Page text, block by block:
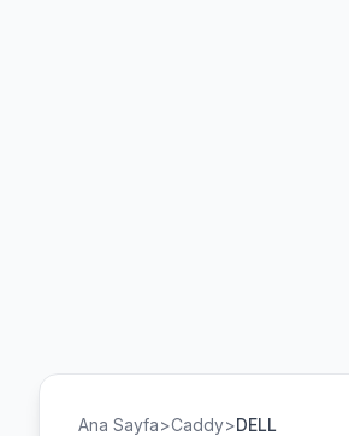
Ana Sayfa>Caddy>DELL